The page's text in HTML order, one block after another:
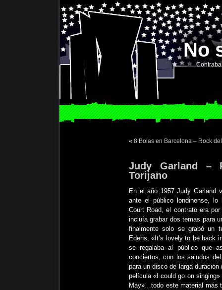
No
« 8 Bolas en Barcelona – Rock
Judy Garland –
Torijano
En el año 1957 Judy Garland
ante el público londinense, lo
Court Road, el contrato era
incluía grabar dos temas para
finalmente solo se grabó un
Edens, «It’s lovely to be back
se regalaba al público que
conciertos, con los saludos
para un disco de larga
película «I could go on
May»…todo este material más